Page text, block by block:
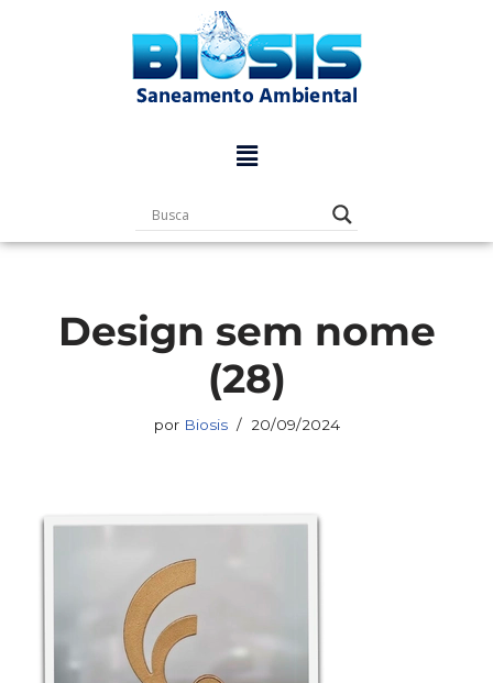
Design sem nome
(28)
por Biosis 20/09/2024